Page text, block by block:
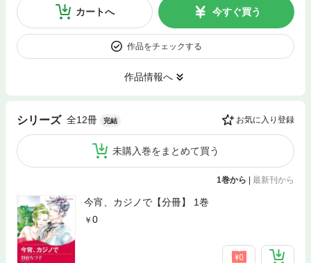
カートへ 今すぐ買う
作品をチェックする
作品情報へ
シリーズ 全12冊 完結 お気に入り登録
未購入巻をまとめて買う
1巻から 最新刊から
今宵、カジノで【分冊】 1巻
0